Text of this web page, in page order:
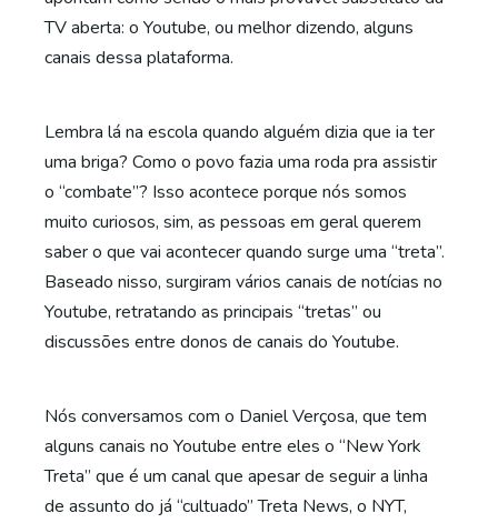
TV aberta: o Youtube, ou melhor dizendo, alguns
canais dessa plataforma.
Lembra lá na escola quando alguém dizia que ia ter
uma briga? Como o povo fazia uma roda pra assistir
o “combate”? Isso acontece porque nós somos
muito curiosos, sim, as pessoas em geral querem
saber o que vai acontecer quando surge uma “treta”.
Baseado nisso, surgiram vários canais de notícias no
Youtube, retratando as principais “tretas” ou
discussões entre donos de canais do Youtube.
Nós conversamos com o Daniel Verçosa, que tem
alguns canais no Youtube entre eles o “New York
Treta” que é um canal que apesar de seguir a linha
de assunto do já “cultuado” Treta News, o NYT,